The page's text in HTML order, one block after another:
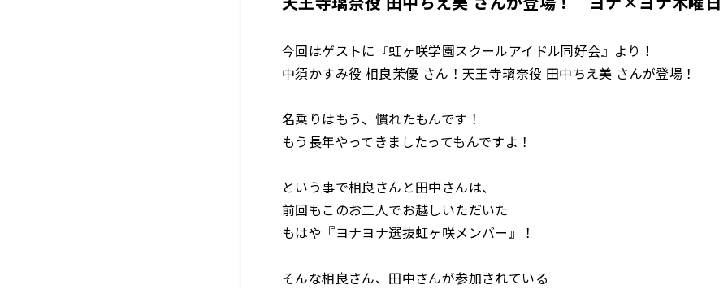
今回はゲストに『虹ヶ咲学園スクールアイドル同好会』より！
中須かすみ役 相良茉優 さん！天王寺璃奈役 田中ちえ美 さんが登場！
名乗りはもう、慣れたもんです！
もう長年やってきましたってもんですよ！
という事で相良さんと田中さんは、
前回もこのお二人でお越しいただいた
もはや『ヨナヨナ選抜虹ヶ咲メンバー』！
そんな相良さん、田中さんが参加されている